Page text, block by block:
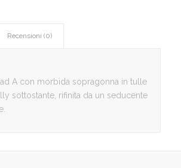
Recensioni (0)
ad A con morbida sopragonna in tulle
sottostante, rifinita da un seducente